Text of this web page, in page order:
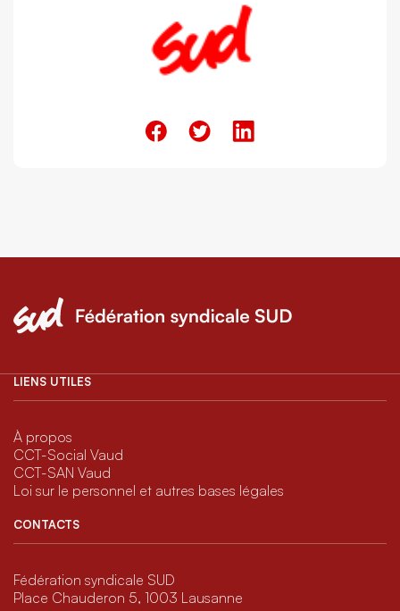
LIENS UTILES
À propos
CCT-Social Vaud
CCT-SAN Vaud
Loi sur le personnel et autres bases légales
CONTACTS
Fédération syndicale SUD
Place Chauderon 5, 1003 Lausanne